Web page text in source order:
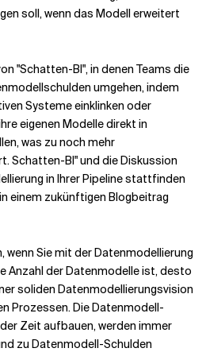
soll, wenn das Modell erweitert
"Schatten-BI", in denen Teams die
umgehen, indem
Systeme einklinken oder
eigenen Modelle direkt in
was zu noch mehr
Schatten-BI" und die Diskussion
in Ihrer Pipeline stattfinden
einem zukünftigen Blogbeitrag
wenn Sie mit der Datenmodellierung
Anzahl der Datenmodelle ist, desto
soliden Datenmodellierungsvision
Prozessen. Die Datenmodell-
Zeit aufbauen, werden immer
zu Datenmodell-Schulden